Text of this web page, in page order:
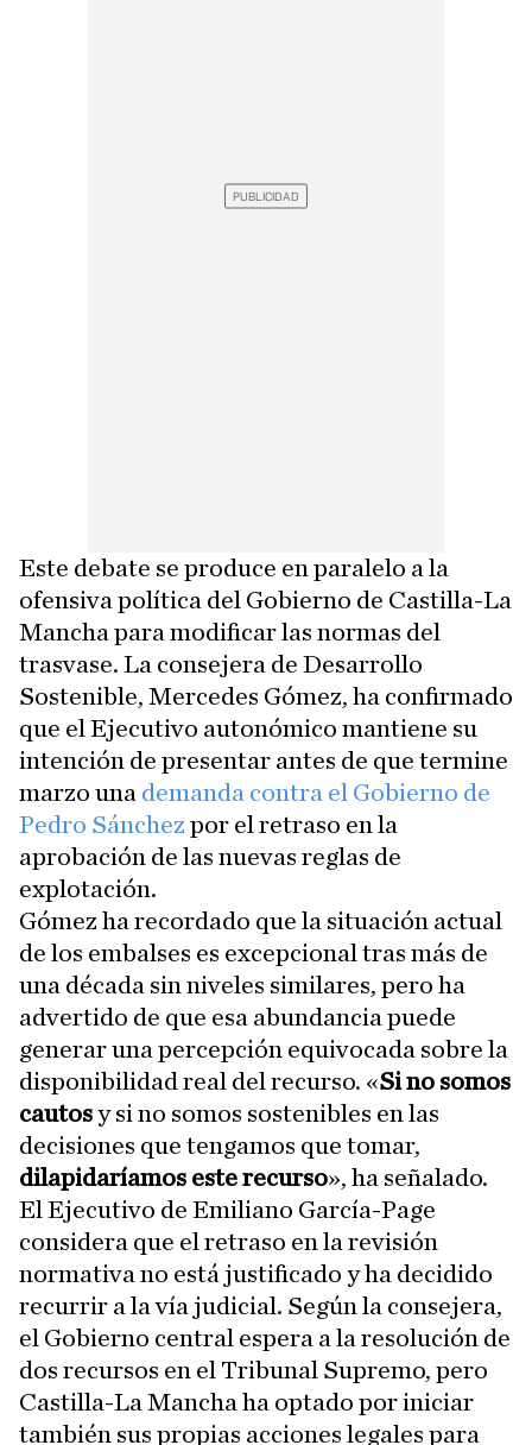
Este debate se produce en paralelo a la
ofensiva política del Gobierno de Castilla-La
Mancha para modificar las normas del
trasvase. La consejera de Desarrollo
Sostenible, Mercedes Gómez, ha confirmado
que el Ejecutivo autonómico mantiene su
intención de presentar antes de que termine
marzo una demanda contra el Gobierno de
Pedro Sánchez por el retraso en la
aprobación de las nuevas reglas de
explotación.
Gómez ha recordado que la situación actual
de los embalses es excepcional tras más de
una década sin niveles similares, pero ha
advertido de que esa abundancia puede
generar una percepción equivocada sobre la
disponibilidad real del recurso. «Si no somos
cautosy si no somos sostenibles en las
decisiones que tengamos que tomar,
dilapidaríamos este recurso», ha señalado.
El Ejecutivo de Emiliano García-Page
considera que el retraso en la revisión
normativa no está justificado y ha decidido
recurrir a la vía judicial. Según la consejera,
el Gobierno central espera a la resolución de
dos recursos en el Tribunal Supremo, pero
Castilla-La Mancha ha optado por iniciar
también sus propias acciones legales para